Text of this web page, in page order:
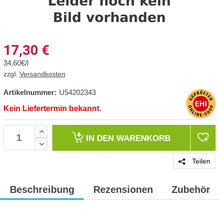
17,30 €
34,60€/l
zzgl. Versandkosten
Artikelnummer: U54202343
Kein Liefertermin bekannt.
IN DEN WARENKORB
Teilen
Beschreibung Rezensionen Zubehör